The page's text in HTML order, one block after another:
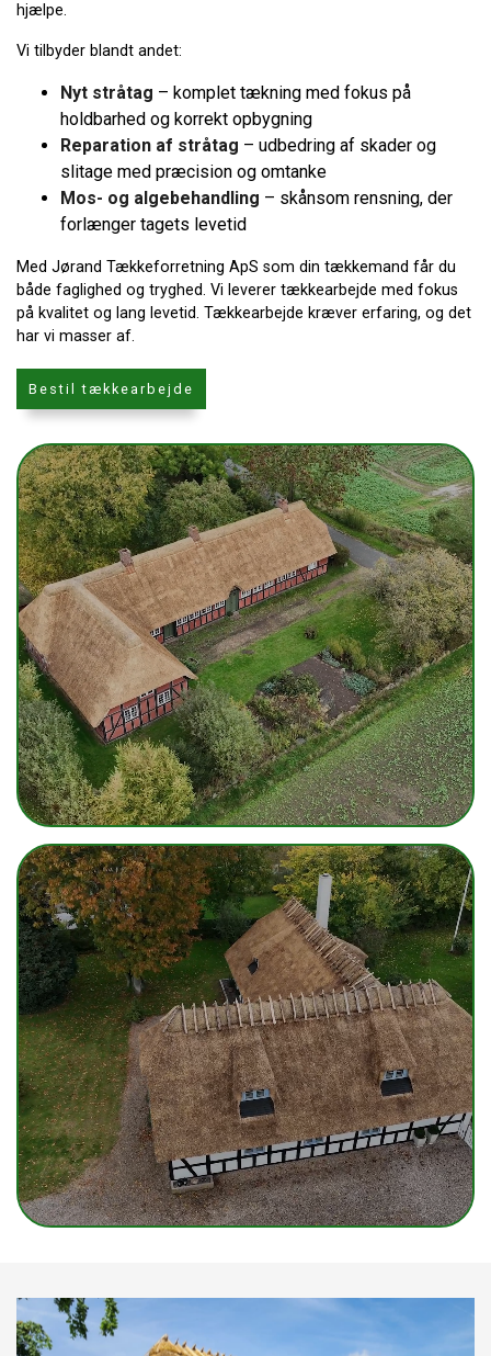
hjælpe.
Vi tilbyder blandt andet:
Nyt stråtag – komplet tækning med fokus på
holdbarhed og korrekt opbygning
Reparation af stråtag – udbedring af skader og
slitage med præcision og omtanke
Mos- og algebehandling – skånsom rensning, der
forlænger tagets levetid
Med Jørand Tækkeforretning ApS som din tækkemand får du
både faglighed og tryghed. Vi leverer tækkearbejde med fokus
på kvalitet og lang levetid. Tækkearbejde kræver erfaring, og det
har vi masser af.
Bestil tækkearbejde